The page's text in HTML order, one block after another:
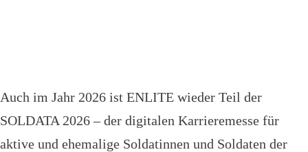
Auch im Jahr 2026 ist ENLITE wieder Teil der
SOLDATA 2026 – der digitalen Karrieremesse für
aktive und ehemalige Soldatinnen und Soldaten der